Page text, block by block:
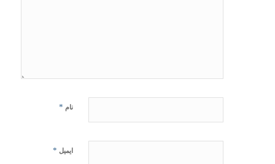
نام *
ایمیل *